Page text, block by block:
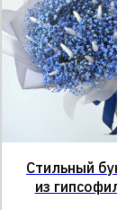
Стильный
из гипсофилы